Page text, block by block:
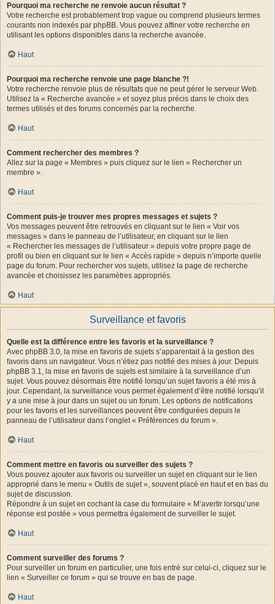
Pourquoi ma recherche ne renvoie aucun résultat ?
Votre recherche est probablement trop vague ou comprend plusieurs termes
courants non indexés par phpBB. Vous pouvez affiner votre recherche en
utilisant les options disponibles dans la recherche avancée.
Haut
Pourquoi ma recherche renvoie une page blanche ?!
Votre recherche renvoie plus de résultats que ne peut gérer le serveur Web.
Utilisez la « Recherche avancée » et soyez plus précis dans le choix des
termes utilisés et des forums concernés par la recherche.
Haut
Comment rechercher des membres ?
Allez sur la page « Membres » puis cliquez sur le lien « Rechercher un
membre ».
Haut
Comment puis-je trouver mes propres messages et sujets ?
Vos messages peuvent être retrouvés en cliquant sur le lien « Voir vos
messages » dans le panneau de l’utilisateur, en cliquant sur le lien
« Rechercher les messages de l’utilisateur » depuis votre propre page de
profil ou bien en cliquant sur le lien « Accès rapide » depuis n’importe quelle
page du forum. Pour rechercher vos sujets, utilisez la page de recherche
avancée et choisissez les paramètres appropriés.
Haut
Surveillance et favoris
Quelle est la différence entre les favoris et la surveillance ?
Avec phpBB 3.0, la mise en favoris de sujets s’apparentait à la gestion des
favoris dans un navigateur. Vous n’étiez pas notifié des mises à jour. Depuis
phpBB 3.1, la mise en favoris de sujets est similaire à la surveillance d’un
sujet. Vous pouvez désormais être notifié lorsqu’un sujet favoris a été mis à
jour. Cependant, la surveillance vous permet également d’être notifié lorsqu’il
y a une mise à jour dans un sujet ou un forum. Les options de notifications
pour les favoris et les surveillances peuvent être configurées depuis le
panneau de l’utilisateur dans l’onglet « Préférences du forum ».
Haut
Comment mettre en favoris ou surveiller des sujets ?
Vous pouvez ajouter aux favoris ou surveiller un sujet en cliquant sur le lien
approprié dans le menu « Outils de sujet », souvent placé en haut et en bas du
sujet de discussion.
Répondre à un sujet en cochant la case du formulaire « M’avertir lorsqu’une
réponse est postée » vous permettra également de surveiller le sujet.
Haut
Comment surveiller des forums ?
Pour surveiller un forum en particulier, une fois entré sur celui-ci, cliquez sur le
lien « Surveiller ce forum » qui se trouve en bas de page.
Haut